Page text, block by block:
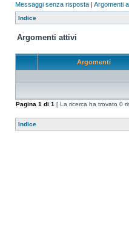
Messaggi senza risposta | Argomenti
Indice
Argomenti attivi
Argomenti
Pagina 1 di 1 [ La ricerca ha trovato 0
Indice